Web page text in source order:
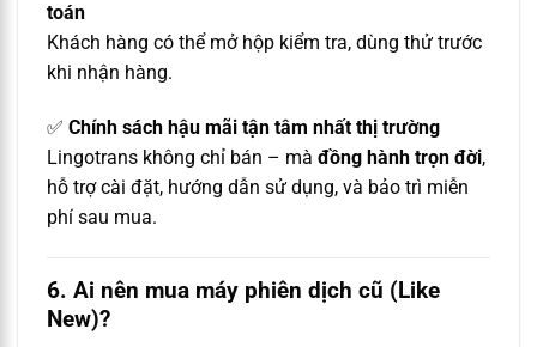
toán
Khách hàng có thể mở hộp kiểm tra, dùng thử trước
khi nhận hàng.
✅ Chính sách hậu mãi tận tâm nhất thị trường
Lingotrans không chỉ bán – mà đồng hành trọn đời,
hỗ trợ cài đặt, hướng dẫn sử dụng, và bảo trì miễn
phí sau mua.
6. Ai nên mua máy phiên dịch cũ (Like
New)?